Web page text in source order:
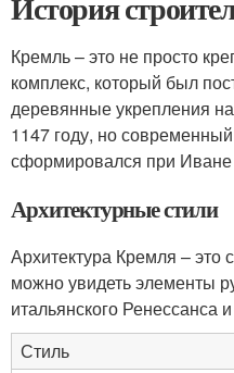
Кремль – это не просто
комплекс, который был
деревянные укрепления
1147 году, но
сформировался при Иване
Архитектурные стили
Архитектура Кремля – это
можно увидеть элементы
итальянского Ренессанса
Стиль